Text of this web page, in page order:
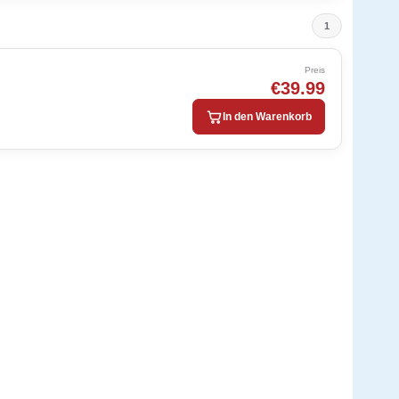
1
Preis
€39.99
In den Warenkorb